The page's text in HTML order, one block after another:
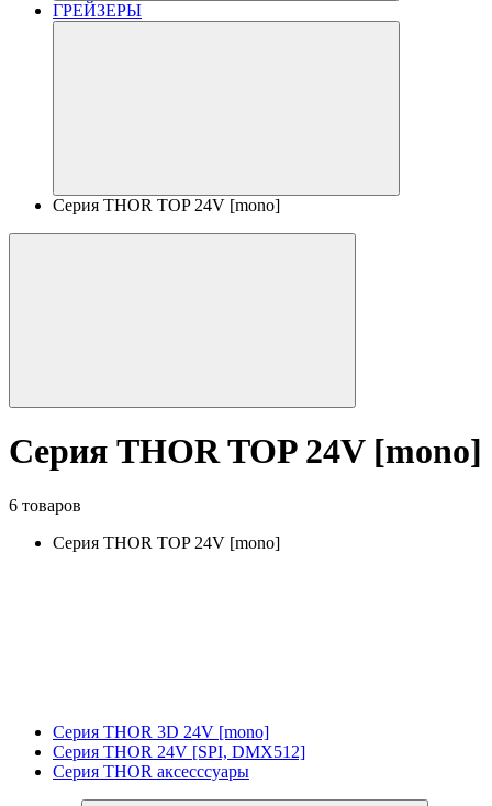
ГРЕЙЗЕРЫ
Серия THOR TOP 24V [mono]
Серия THOR TOP 24V [mono]
6 товаров
Серия THOR TOP 24V [mono]
Серия THOR 3D 24V [mono]
Серия THOR 24V [SPI, DMX512]
Серия THOR аксесссуары